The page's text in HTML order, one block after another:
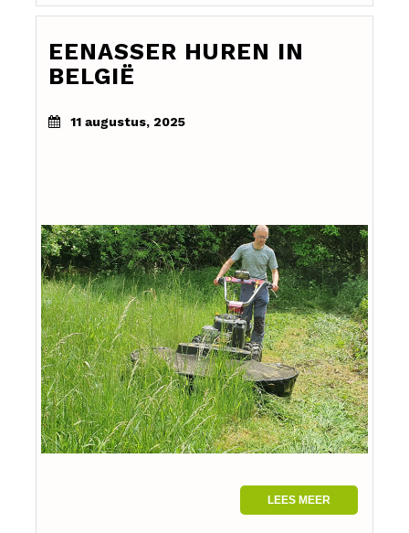
EENASSER HUREN IN
BELGIË
11 augustus, 2025
LEES MEER